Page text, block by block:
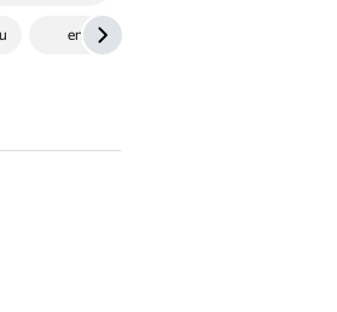
en.wikipedia.org